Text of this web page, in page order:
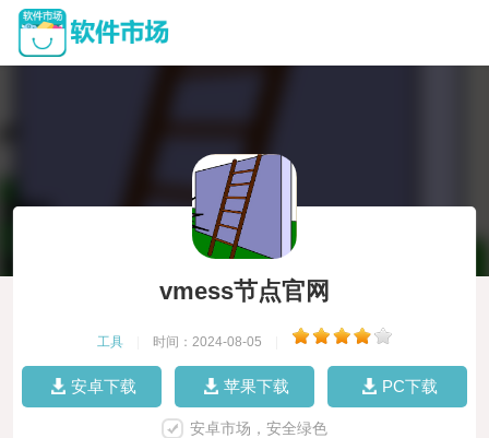
vmess节点官网
工具 时间：2024-08-05
安卓下载 苹果下载 PC下载
安卓市场，安全绿色